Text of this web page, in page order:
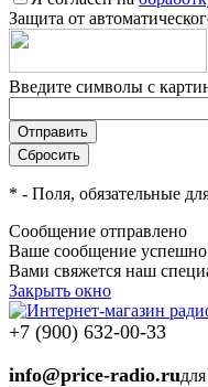
Защита от
Введите символы с
* - Поля, обязательные
Сообщение отправлено
Ваше сообщение
Вами свяжется наш
Закрыть окно
+7 (900) 632-00-33
info@price-radio.ru